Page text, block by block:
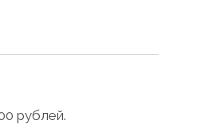
рублей.